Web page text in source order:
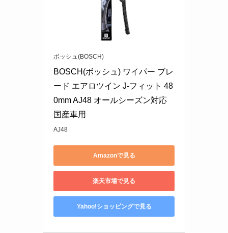
ボッシュ(BOSCH)
BOSCH(ボッシュ) ワイパー ブレ
ード エアロツイン J-フィット 48
0mm AJ48 オールシーズン対応
国産車用
AJ48
Amazonで見る
楽天市場で見る
Yahoo!ショッピングで見る